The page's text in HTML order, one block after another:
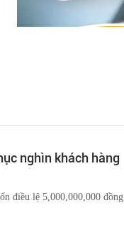
nghìn khách hàng
điều lệ 5,000,000,000 đồng